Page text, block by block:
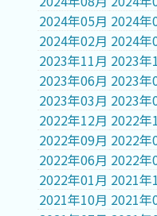
2024年05月 2024年
2024年02月 2024年
2023年11月 2023年
2023年06月 2023年
2023年03月 2023年
2022年12月 2022年
2022年09月 2022年
2022年06月 2022年
2022年01月 2021年
2021年10月 2021年